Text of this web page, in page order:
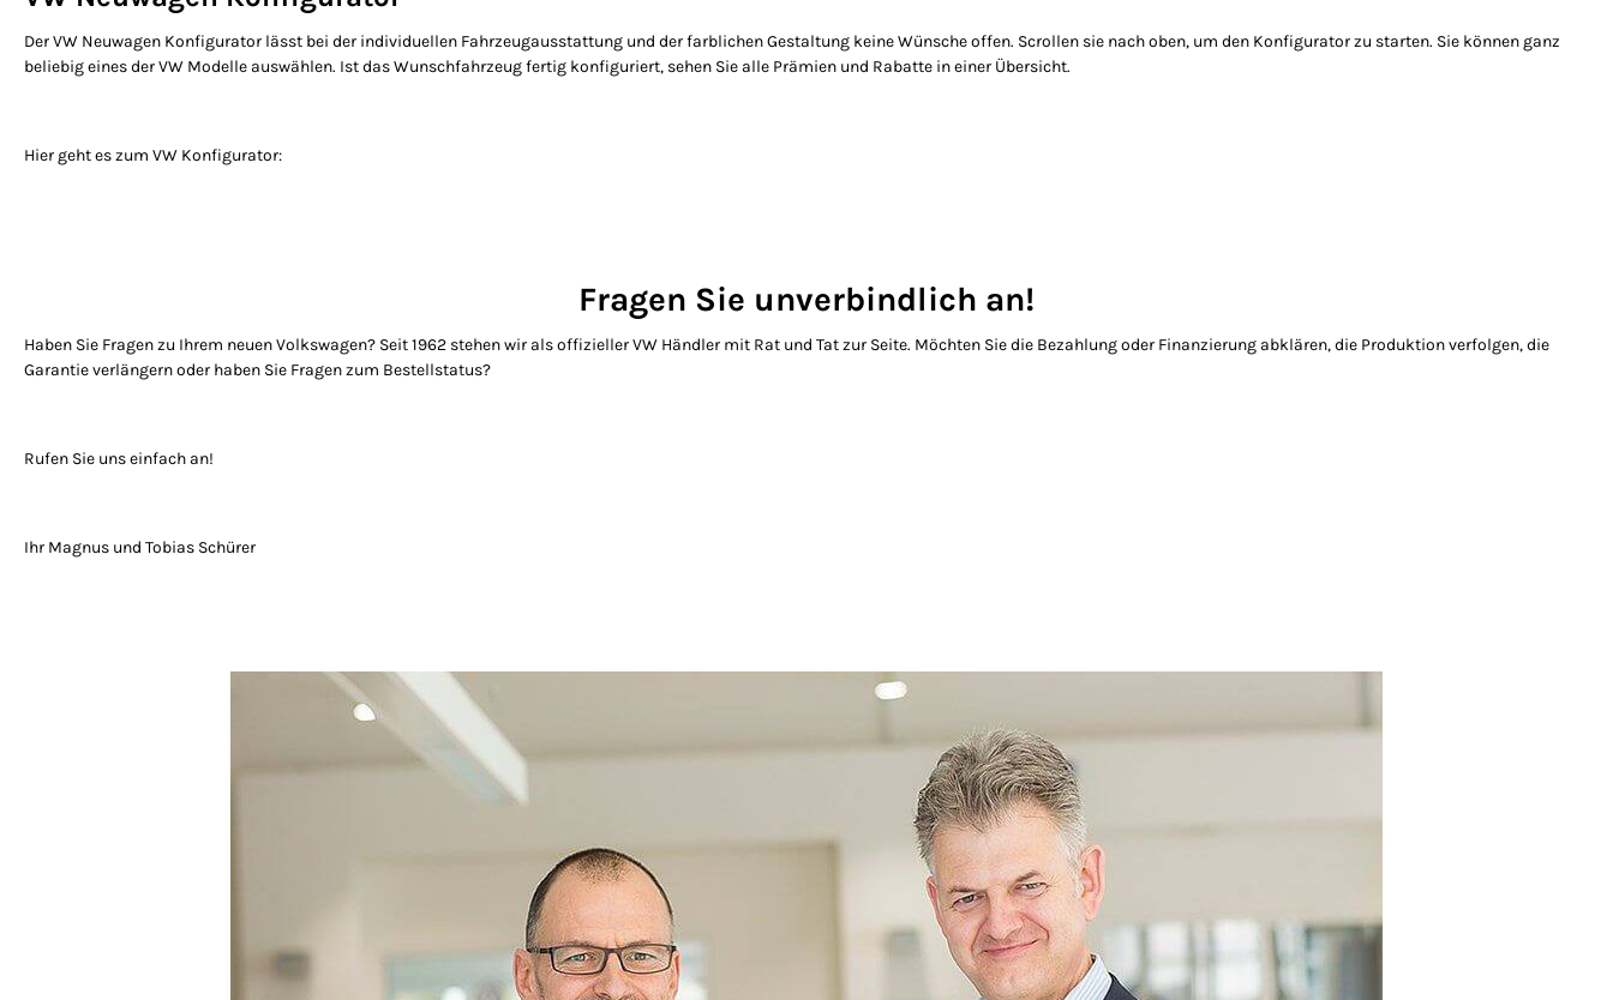
Der VW Neuwagen Konfigurator lässt bei der individuellen Fahrzeugausstattung und der farblichen Gestaltung keine Wünsche offen. Scrollen sie nach oben, um den Konfigurator zu starten. Sie können ganz
beliebig eines der VW Modelle auswählen. Ist das Wunschfahrzeug fertig konfiguriert, sehen Sie alle Prämien und Rabatte in einer Übersicht.
Hier geht es zum VW Konfigurator:
Fragen Sie unverbindlich an!
Haben Sie Fragen zu Ihrem neuen Volkswagen? Seit 1962 stehen wir als offizieller VW Händler mit Rat und Tat zur Seite. Möchten Sie die Bezahlung oder Finanzierung abklären, die Produktion verfolgen, die
Garantie verlängern oder haben Sie Fragen zum Bestellstatus?
Rufen Sie uns einfach an!
Ihr Magnus und Tobias Schürer